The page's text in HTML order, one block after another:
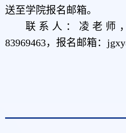
送至学院报名邮箱。
联系人：凌老师
83969463，报名邮箱：